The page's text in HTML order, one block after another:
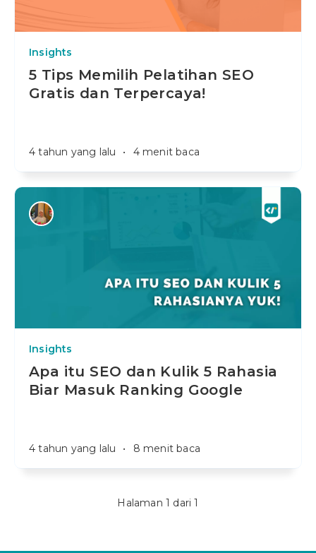
Insights
5 Tips Memilih Pelatihan SEO
Gratis dan Terpercaya!
4 tahun yang lalu • 4 menit baca
Insights
Apa itu SEO dan Kulik 5 Rahasia
Biar Masuk Ranking Google
4 tahun yang lalu • 8 menit baca
Halaman 1 dari 1